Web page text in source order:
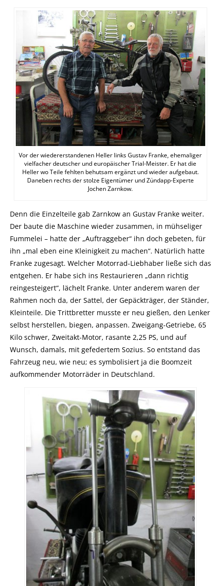
Vor der wiedererstandenen Heller links Gustav Franke, ehemaliger
vielfacher deutscher und europäischer Trial-Meister. Er hat die
Heller wo Teile fehlten behutsam ergänzt und wieder aufgebaut.
Daneben rechts der stolze Eigentümer und Zündapp-Experte
Jochen Zarnkow.
Denn die Einzelteile gab Zarnkow an Gustav Franke weiter.
Der baute die Maschine wieder zusammen, in mühseliger
Fummelei – hatte der „Auftraggeber“ ihn doch gebeten, für
ihn „mal eben eine Kleinigkeit zu machen“. Natürlich hatte
Franke zugesagt. Welcher Motorrad-Liebhaber ließe sich das
entgehen. Er habe sich ins Restaurieren „dann richtig
reingesteigert“, lächelt Franke. Unter anderem waren der
Rahmen noch da, der Sattel, der Gepäckträger, der Ständer,
Kleinteile. Die Trittbretter musste er neu gießen, den Lenker
selbst herstellen, biegen, anpassen. Zweigang-Getriebe, 65
Kilo schwer, Zweitakt-Motor, rasante 2,25 PS, und auf
Wunsch, damals, mit gefedertem Sozius. So entstand das
Fahrzeug neu, wie neu; es symbolisiert ja die Boomzeit
aufkommender Motorräder in Deutschland.